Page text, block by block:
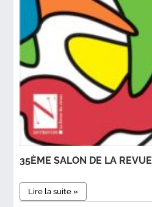
35ÈME SALON DE LA REVUE
Lire la suite »